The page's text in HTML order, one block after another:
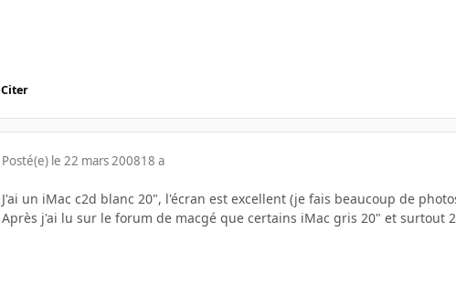
Citer
Posté(e) le 22 mars 200818 a
J'ai un iMac c2d blanc 20", l'écran est excellent (je fais beaucoup de
Après j'ai lu sur le forum de macgé que certains iMac gris 20" et surtout